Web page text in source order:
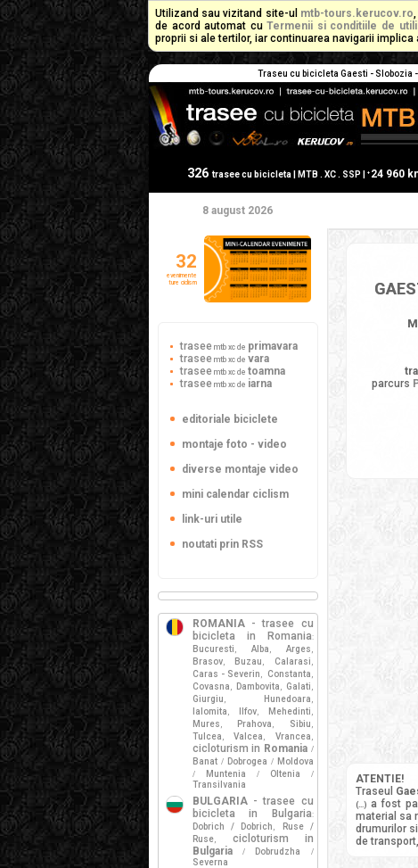
Utilizand sau vizitand site-ul mtb-tours.kerucov.ro
de acord automat cuTermenii si conditiile de
proprii si ale tertilor, iar continuarea navigarii
Traseu cu bicicleta Gaesti - Slobozia
326 trasee cu bicicleta | MTB . XC . SSP | + 24 960
8 august 2026
parcurs
ATENTIE!
Traseul
(...) a fost
material sa
drumurilor
de
32
evenimente
ture ciclism
trasee mtb xc de primavara
trasee mtb xc de vara
trasee mtb xc de toamna
trasee mtb xc de iarna
editoriale biciclete
montaje foto - video
diverse montaje video
mini calendar ciclism
link-uri utile
noutati prin RSS
ROMANIA- trasee cu
bicicleta in Romania:
Bucuresti , Alba , Arges ,
Brasov, Buzau , Calarasi ,
Caras - Severin , Constanta ,
Covasna , Dambovita , Galati ,
Giurgiu , Hunedoara ,
Ialomita , Ilfov, Mehedinti ,
Mures , Prahova , Sibiu ,
Tulcea , Valcea , Vrancea ,
cicloturism in Romania /
Banat / Dobrogea / Moldova
/ Muntenia / Oltenia /
Transilvania
BULGARIA- trasee cu
bicicleta in Bulgaria:
Dobrich / Dobrich ,
Ruse /
Ruse,
cicloturism in
Bulgaria
/ Dobrudzha /
Severna